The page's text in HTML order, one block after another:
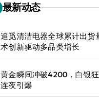
最新动态
追觅清洁电器全球累计出
术创新驱动多品类增长
黄金瞬间冲破4200，白银
连夜引爆